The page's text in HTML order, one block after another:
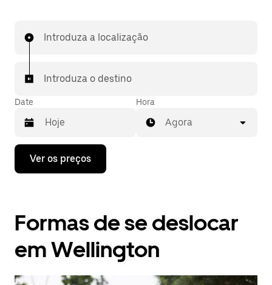
Introduza a localização
Introduza o destino
Date
Prima
tecla
interagir
com
calendário
uma
Hora
Agora
Ver os preços
Formas de se deslocar
em Wellington